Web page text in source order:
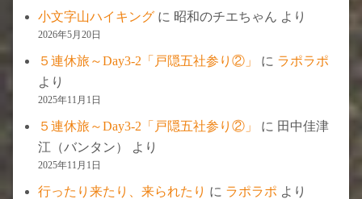
小文字山ハイキング に 昭和のチエちゃん より
2026年5月20日
５連休旅～Day3-2「戸隠五社参り②」 に ラポラポ
より
2025年11月1日
５連休旅～Day3-2「戸隠五社参り②」 に 田中佳津
江（バンタン）
より
2025年11月1日
行ったり来たり、来られたり に ラポラポ より